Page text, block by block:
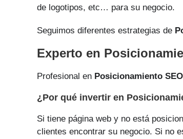
de logotipos, etc… para su negocio.
Seguimos diferentes estrategias de
Experto en
Profesional en Posicionamiento SEO
¿Por qué invertir en
Si tiene página web y no está
clientes encontrar su negocio. Si no